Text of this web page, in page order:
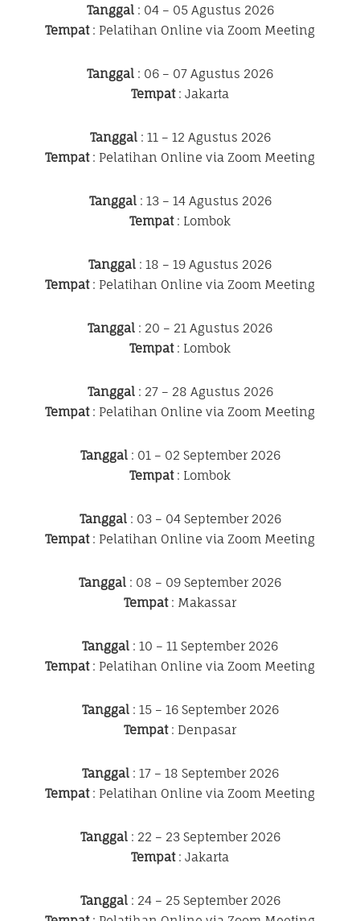
Tanggal: 04 – 05 Agustus 2026
Tempat: Pelatihan Online via Zoom Meeting
Tanggal : 06 – 07 Agustus 2026
Tempat: Jakarta
Tanggal: 11 – 12 Agustus 2026
Tempat: Pelatihan Online via Zoom Meeting
Tanggal: 13 – 14 Agustus 2026
Tempat: Lombok
Tanggal : 18 – 19 Agustus 2026
Tempat: Pelatihan Online via Zoom Meeting
Tanggal : 20 – 21 Agustus 2026
Tempat: Lombok
Tanggal: 27 – 28 Agustus 2026
Tempat: Pelatihan Online via Zoom Meeting
Tanggal: 01 – 02 September 2026
Tempat: Lombok
Tanggal: 03 – 04 September 2026
Tempat: Pelatihan Online via Zoom Meeting
Tanggal : 08 – 09 September 2026
Tempat: Makassar
Tanggal : 10 – 11 September 2026
Tempat: Pelatihan Online via Zoom Meeting
Tanggal: 15 – 16 September 2026
Tempat: Denpasar
Tanggal: 17 – 18 September 2026
Tempat: Pelatihan Online via Zoom Meeting
Tanggal: 22 – 23 September 2026
Tempat: Jakarta
Tanggal: 24 – 25 September 2026